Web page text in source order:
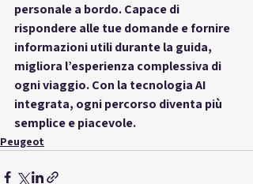
personale a bordo. Capace di
rispondere alle tue domande e fornire
informazioni utili durante la guida,
migliora l’esperienza complessiva di
ogni viaggio. Con la tecnologia AI
integrata, ogni percorso diventa più
semplice e piacevole.
Peugeot